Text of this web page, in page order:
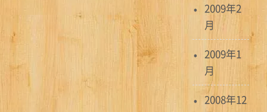
2009年2
月
2009年1
月
2008年12